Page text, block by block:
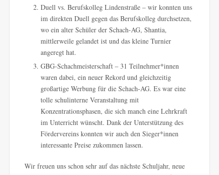
Duell vs. Berufskolleg Lindenstraße – wir konnten uns
im direkten Duell gegen das Berufskolleg durchsetzen,
wo ein alter Schüler der Schach-AG, Shantia,
mittlerweile gelandet ist und das kleine Turnier
angeregt hat.
GBG-Schachmeisterschaft – 31 Teilnehmer*innen
waren dabei, ein neuer Rekord und gleichzeitig
großartige Werbung für die Schach-AG. Es war eine
tolle schulinterne Veranstaltung mit
Konzentrationsphasen, die sich manch eine Lehrkraft
im Unterricht wünscht. Dank der Unterstützung des
Fördervereins konnten wir auch den Sieger*innen
interessante Preise zukommen lassen.
Wir freuen uns schon sehr auf das nächste Schuljahr, neue